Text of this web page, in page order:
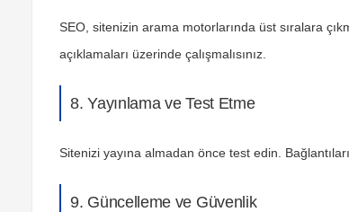
SEO, sitenizin arama motorlarında üst sıralara
açıklamaları üzerinde çalışmalısınız.
8. Yayınlama ve Test Etme
Sitenizi yayına almadan önce test edin.
9. Güncelleme ve Güvenlik